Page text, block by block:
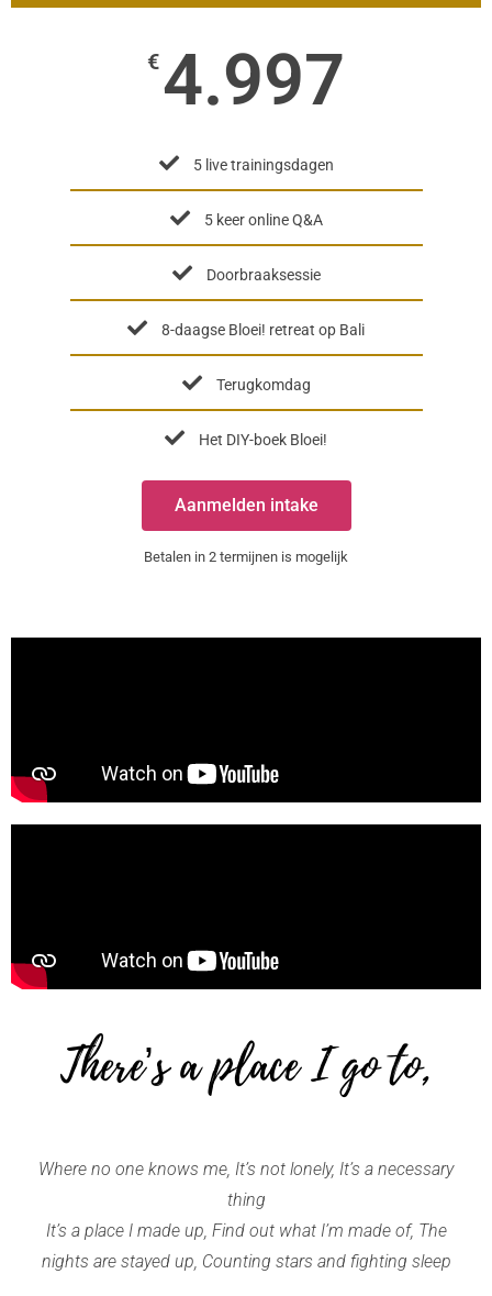
€4.997
5 live trainingsdagen
5 keer online Q&A
Doorbraaksessie
8-daagse Bloei! retreat op Bali
Terugkomdag
Het DIY-boek Bloei!
Aanmelden intake
Betalen in 2 termijnen is mogelijk
There’s a place I go to,
Where no one knows me, It’s not lonely, It’s a necessary
thing
It’s a place I made up, Find out what I’m made of, The
nights are stayed up, Counting stars and fighting sleep